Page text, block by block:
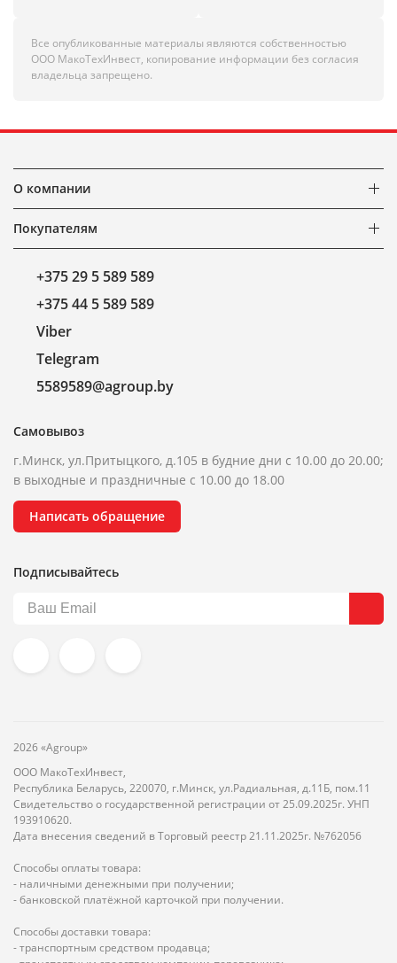
Все опубликованные материалы являются собственностью
ООО МакоТехИнвест, копирование информации без согласия
владельца запрещено.
О компании
Покупателям
+375 29 5 589 589
+375 44 5 589 589
Viber
Telegram
5589589@agroup.by
Самовывоз
г.Минск, ул.Притыцкого, д.105 в будние дни с 10.00 до 20.00;
в выходные и праздничные с 10.00 до 18.00
Написать обращение
Подписывайтесь
2026 «Agroup»
ООО МакоТехИнвест,
Республика Беларусь, 220070, г.Минск, ул.Радиальная, д.11Б, пом.11
Свидетельство о государственной регистрации от 25.09.2025г. УНП
193910620.
Дата внесения сведений в Торговый реестр 21.11.2025г. №762056
Способы оплаты товара:
- наличными денежными при получении;
- банковской платёжной карточкой при получении.
Способы доставки товара:
- транспортным средством продавца;